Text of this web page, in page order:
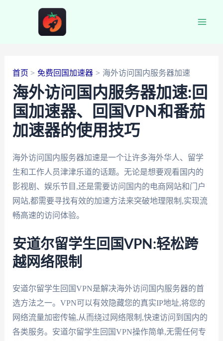
首页 免费回国加速器 海外访问国内服务器加速
海外访问国内服务器加速:回
国加速器、回国VPN和番茄
加速器的使用技巧
海外访问国内服务器加速是一个让许多海外华人、留学
生和工作人员津津乐道的话题。无论是想要观看国内的
影视剧、娱乐节目,还是需要访问国内的电商网站和门户
网站,都需要寻找有效的加速方法来突破地理限制,实现流
畅高速的访问体验。
安道尔留学生回国VPN:轻松跨
越网络限制
安道尔留学生回国VPN是解决海外访问国内服务器的首
选方法之一。VPN可以有效隐藏您的真实IP地址,将您的
网络流量加密传输,从而绕过网络限制,快速访问到国内的
各类服务。安道尔留学生回国VPN操作简单,无需任何专